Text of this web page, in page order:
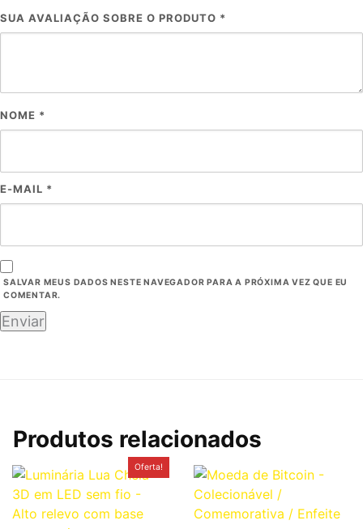
SUA AVALIAÇÃO SOBRE O PRODUTO *
NOME *
E-MAIL *
SALVAR MEUS DADOS NESTE NAVEGADOR PARA A PRÓXIMA VEZ QUE EU
COMENTAR.
Produtos relacionados
Oferta!
preço
original
era:
R$49,90.
preço
atual
é:
R$39,90.